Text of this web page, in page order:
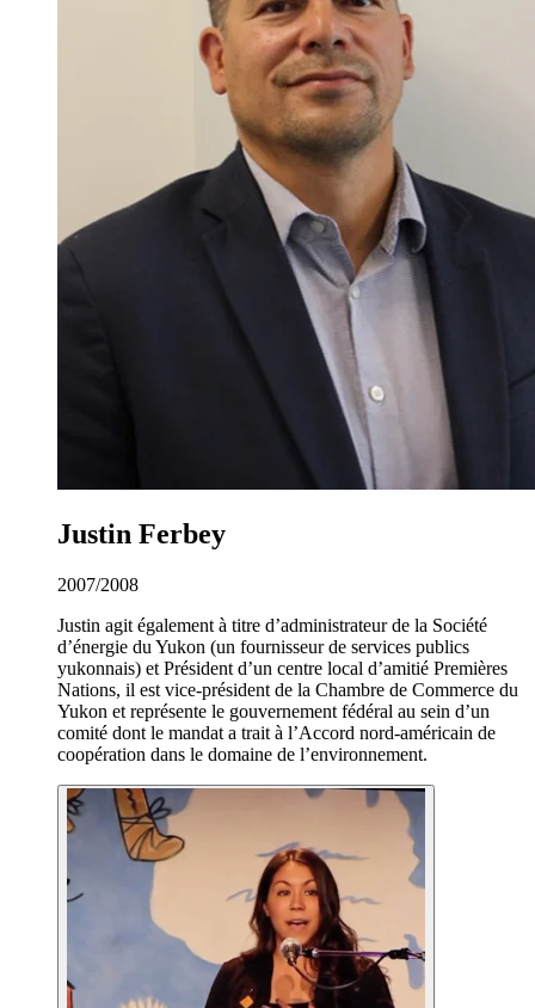
Justin Ferbey
2007/2008
Justin agit également à titre d’administrateur de la Société
d’énergie du Yukon (un fournisseur de services publics
yukonnais) et Président d’un centre local d’amitié Premières
Nations, il est vice-président de la Chambre de Commerce du
Yukon et représente le gouvernement fédéral au sein d’un
comité dont le mandat a trait à l’Accord nord-américain de
coopération dans le domaine de l’environnement.